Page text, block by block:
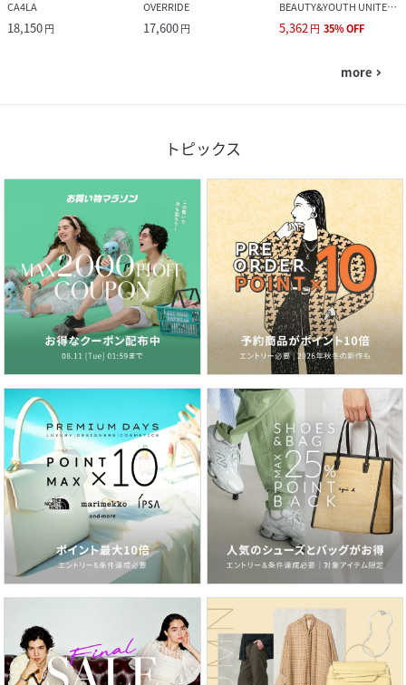
CA4LA
18,150円
OVERRIDE
17,600円
BEAUTY&YOUTH UNITED ARROWS
5,362円 35%OFF
more navigate_next
トピックス